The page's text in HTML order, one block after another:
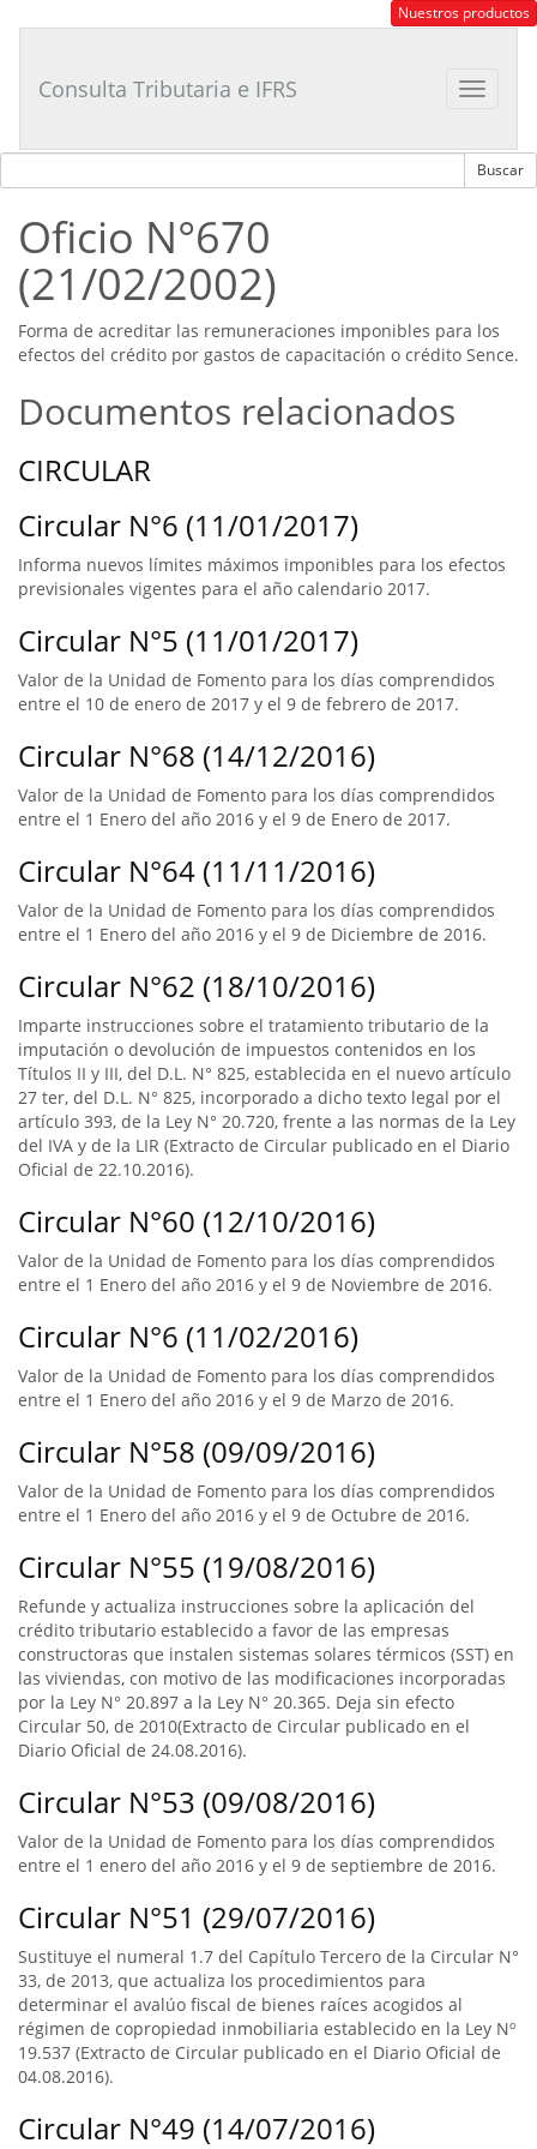
Tributario
Nuestros productos
Toggle
Consulta Tributaria e IFRS
Oficio N°670
(21/02/2002)
Forma de acreditar las remuneraciones imponibles para los
efectos del crédito por gastos de capacitación o crédito Sence.
Documentos relacionados
CIRCULAR
Circular N°6 (11/01/2017)
Informa nuevos límites máximos imponibles para los efectos
previsionales vigentes para el año calendario 2017.
Circular N°5 (11/01/2017)
Valor de la Unidad de Fomento para los días comprendidos
entre el 10 de enero de 2017 y el 9 de febrero de 2017.
Circular N°68 (14/12/2016)
Valor de la Unidad de Fomento para los días comprendidos
entre el 1 Enero del año 2016 y el 9 de Enero de 2017.
Circular N°64 (11/11/2016)
Valor de la Unidad de Fomento para los días comprendidos
entre el 1 Enero del año 2016 y el 9 de Diciembre de 2016.
Circular N°62 (18/10/2016)
Imparte instrucciones sobre el tratamiento tributario de la
imputación o devolución de impuestos contenidos en los
Títulos II y III, del D.L. N° 825, establecida en el nuevo artículo
27 ter, del D.L. N° 825, incorporado a dicho texto legal por el
artículo 393, de la Ley N° 20.720, frente a las normas de la Ley
del IVA y de la LIR (Extracto de Circular publicado en el Diario
Oficial de 22.10.2016).
Circular N°60 (12/10/2016)
Valor de la Unidad de Fomento para los días comprendidos
entre el 1 Enero del año 2016 y el 9 de Noviembre de 2016.
Circular N°6 (11/02/2016)
Valor de la Unidad de Fomento para los días comprendidos
entre el 1 Enero del año 2016 y el 9 de Marzo de 2016.
Circular N°58 (09/09/2016)
Valor de la Unidad de Fomento para los días comprendidos
entre el 1 Enero del año 2016 y el 9 de Octubre de 2016.
Circular N°55 (19/08/2016)
Refunde y actualiza instrucciones sobre la aplicación del
crédito tributario establecido a favor de las empresas
constructoras que instalen sistemas solares térmicos (SST) en
las viviendas, con motivo de las modificaciones incorporadas
por la Ley N° 20.897 a la Ley N° 20.365. Deja sin efecto
Circular 50, de 2010(Extracto de Circular publicado en el
Diario Oficial de 24.08.2016).
Circular N°53 (09/08/2016)
Valor de la Unidad de Fomento para los días comprendidos
entre el 1 enero del año 2016 y el 9 de septiembre de 2016.
Circular N°51 (29/07/2016)
Sustituye el numeral 1.7 del Capítulo Tercero de la Circular N°
33, de 2013, que actualiza los procedimientos para
determinar el avalúo fiscal de bienes raíces acogidos al
régimen de copropiedad inmobiliaria establecido en la Ley Nº
19.537 (Extracto de Circular publicado en el Diario Oficial de
04.08.2016).
Circular N°49 (14/07/2016)